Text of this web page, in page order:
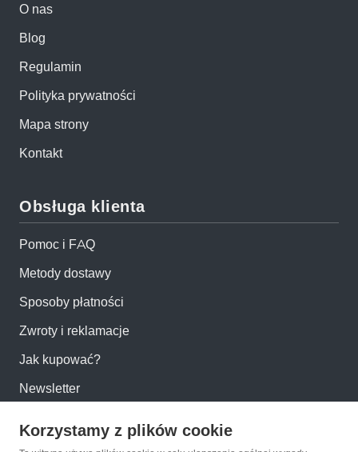
O nas
Blog
Regulamin
Polityka prywatności
Mapa strony
Kontakt
Obsługa klienta
Pomoc i FAQ
Metody dostawy
Sposoby płatności
Zwroty i reklamacje
Jak kupować?
Newsletter
Konto
Korzystamy z plików cookie